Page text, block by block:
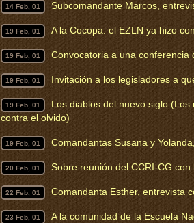
14 Feb, 01 Subcomandante Marcos,
19 Feb, 01 A la Cocopa: el EZLN ya hizo
19 Feb, 01 Convocatoria a una conferencia
19 Feb, 01 Invitación a los legisladores a
19 Feb, 01
Los diablos del nuevo siglo
contra el olvido)
19 Feb, 01 Comandantas Susana y
20 Feb, 01 Sobre reunión del CCRI-CG
22 Feb, 01 Comandanta Esther, entrevista
23 Feb, 01
A la comunidad de la Escuela